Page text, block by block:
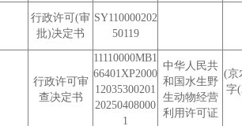
行政许可(审
批)决定书
SY110000202
50119
行政许可审
查决定书
11110000MB1
66401XP2000
12035300201
20250408000
1
中华人民共
和国水生野
生动物经营
利用许可证
(京
字